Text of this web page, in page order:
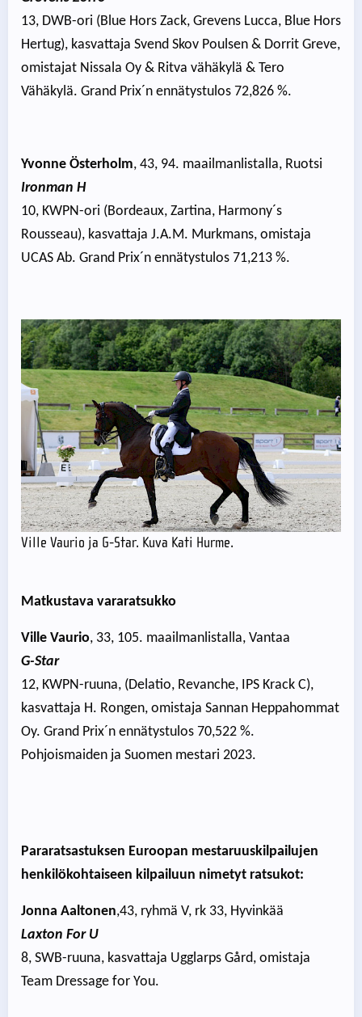
13, DWB-ori (Blue Hors Zack, Grevens Lucca, Blue Hors
Hertug), kasvattaja Svend Skov Poulsen & Dorrit Greve,
omistajat Nissala Oy & Ritva vähäkylä & Tero
Vähäkylä. Grand Prix´n ennätystulos 72,826 %.
Yvonne Österholm, 43, 94. maailmanlistalla, Ruotsi
Ironman H
10, KWPN-ori (Bordeaux, Zartina, Harmony´s
Rousseau), kasvattaja J.A.M. Murkmans, omistaja
UCAS Ab. Grand Prix´n ennätystulos 71,213 %.
Ville Vaurio ja G-Star. Kuva Kati Hurme.
Matkustava vararatsukko
Ville Vaurio, 33, 105. maailmanlistalla, Vantaa
G-Star
12, KWPN-ruuna, (Delatio, Revanche, IPS Krack C),
kasvattaja H. Rongen, omistaja Sannan Heppahommat
Oy. Grand Prix´n ennätystulos 70,522 %.
Pohjoismaiden ja Suomen mestari 2023.
Pararatsastuksen Euroopan mestaruuskilpailujen
henkilökohtaiseen kilpailuun nimetyt ratsukot:
Jonna Aaltonen,43, ryhmä V, rk 33, Hyvinkää
Laxton For U
8, SWB-ruuna, kasvattaja Ugglarps Gård, omistaja
Team Dressage for You.